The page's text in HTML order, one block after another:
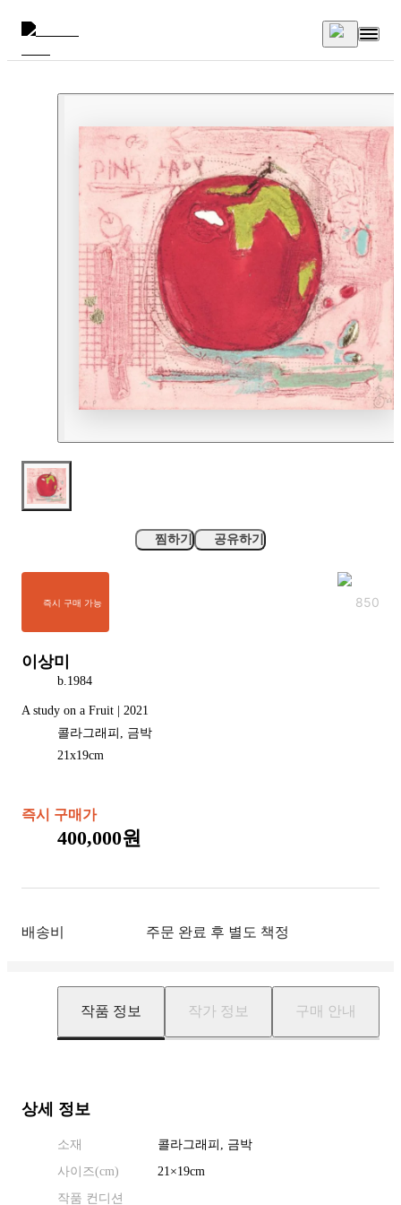
찜하기 공유하기
즉시 구매 가능 850
이상미
b.1984
A study on a Fruit | 2021
콜라그래피, 금박
21x19cm
즉시 구매가
400,000원
배송비 주문 완료 후 별도 책정
작품 정보 작가 정보 구매 안내
상세 정보
소재
콜라그래피, 금박
사이즈(cm) 21×19cm
작품 컨디션